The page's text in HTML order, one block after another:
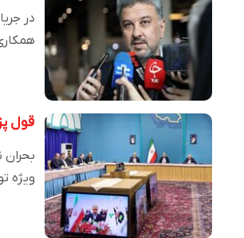
در
قول
بحران
ویژه